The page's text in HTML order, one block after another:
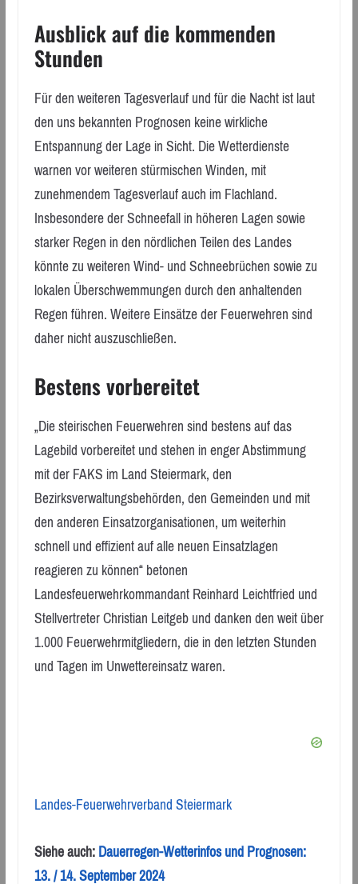
Ausblick auf die kommenden
Stunden
Für den weiteren Tagesverlauf und für die Nacht ist laut
den uns bekannten Prognosen keine wirkliche
Entspannung der Lage in Sicht. Die Wetterdienste
warnen vor weiteren stürmischen Winden, mit
zunehmendem Tagesverlauf auch im Flachland.
Insbesondere der Schneefall in höheren Lagen sowie
starker Regen in den nördlichen Teilen des Landes
könnte zu weiteren Wind- und Schneebrüchen sowie zu
lokalen Überschwemmungen durch den anhaltenden
Regen führen. Weitere Einsätze der Feuerwehren sind
daher nicht auszuschließen.
Bestens vorbereitet
„Die steirischen Feuerwehren sind bestens auf das
Lagebild vorbereitet und stehen in enger Abstimmung
mit der FAKS im Land Steiermark, den
Bezirksverwaltungsbehörden, den Gemeinden und mit
den anderen Einsatzorganisationen, um weiterhin
schnell und effizient auf alle neuen Einsatzlagen
reagieren zu können“ betonen
Landesfeuerwehrkommandant Reinhard Leichtfried und
Stellvertreter Christian Leitgeb und danken den weit über
1.000 Feuerwehrmitgliedern, die in den letzten Stunden
und Tagen im Unwettereinsatz waren.
Landes-Feuerwehrverband Steiermark
Siehe auch:Dauerregen-Wetterinfos und Prognosen:
13. / 14. September 2024